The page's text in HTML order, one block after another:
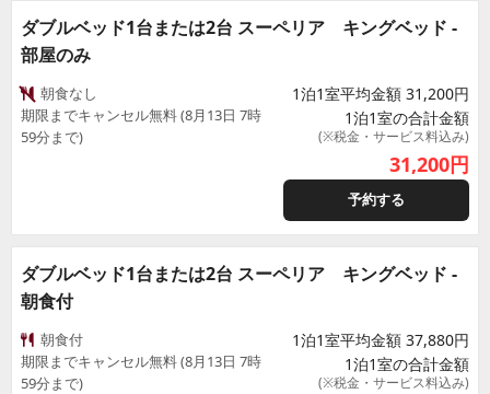
ダブルベッド1台または2台 スーペリア キングベッド -
部屋のみ
朝食なし
期限までキャンセル無料 (8月13日 7時
59分まで)
1泊1室平均金額 31,200円
1泊1室の合計金額
(※税金・サービス料込み)
31,200円
予約する
ダブルベッド1台または2台 スーペリア キングベッド -
朝食付
朝食付
期限までキャンセル無料 (8月13日 7時
59分まで)
1泊1室平均金額 37,880円
1泊1室の合計金額
(※税金・サービス料込み)